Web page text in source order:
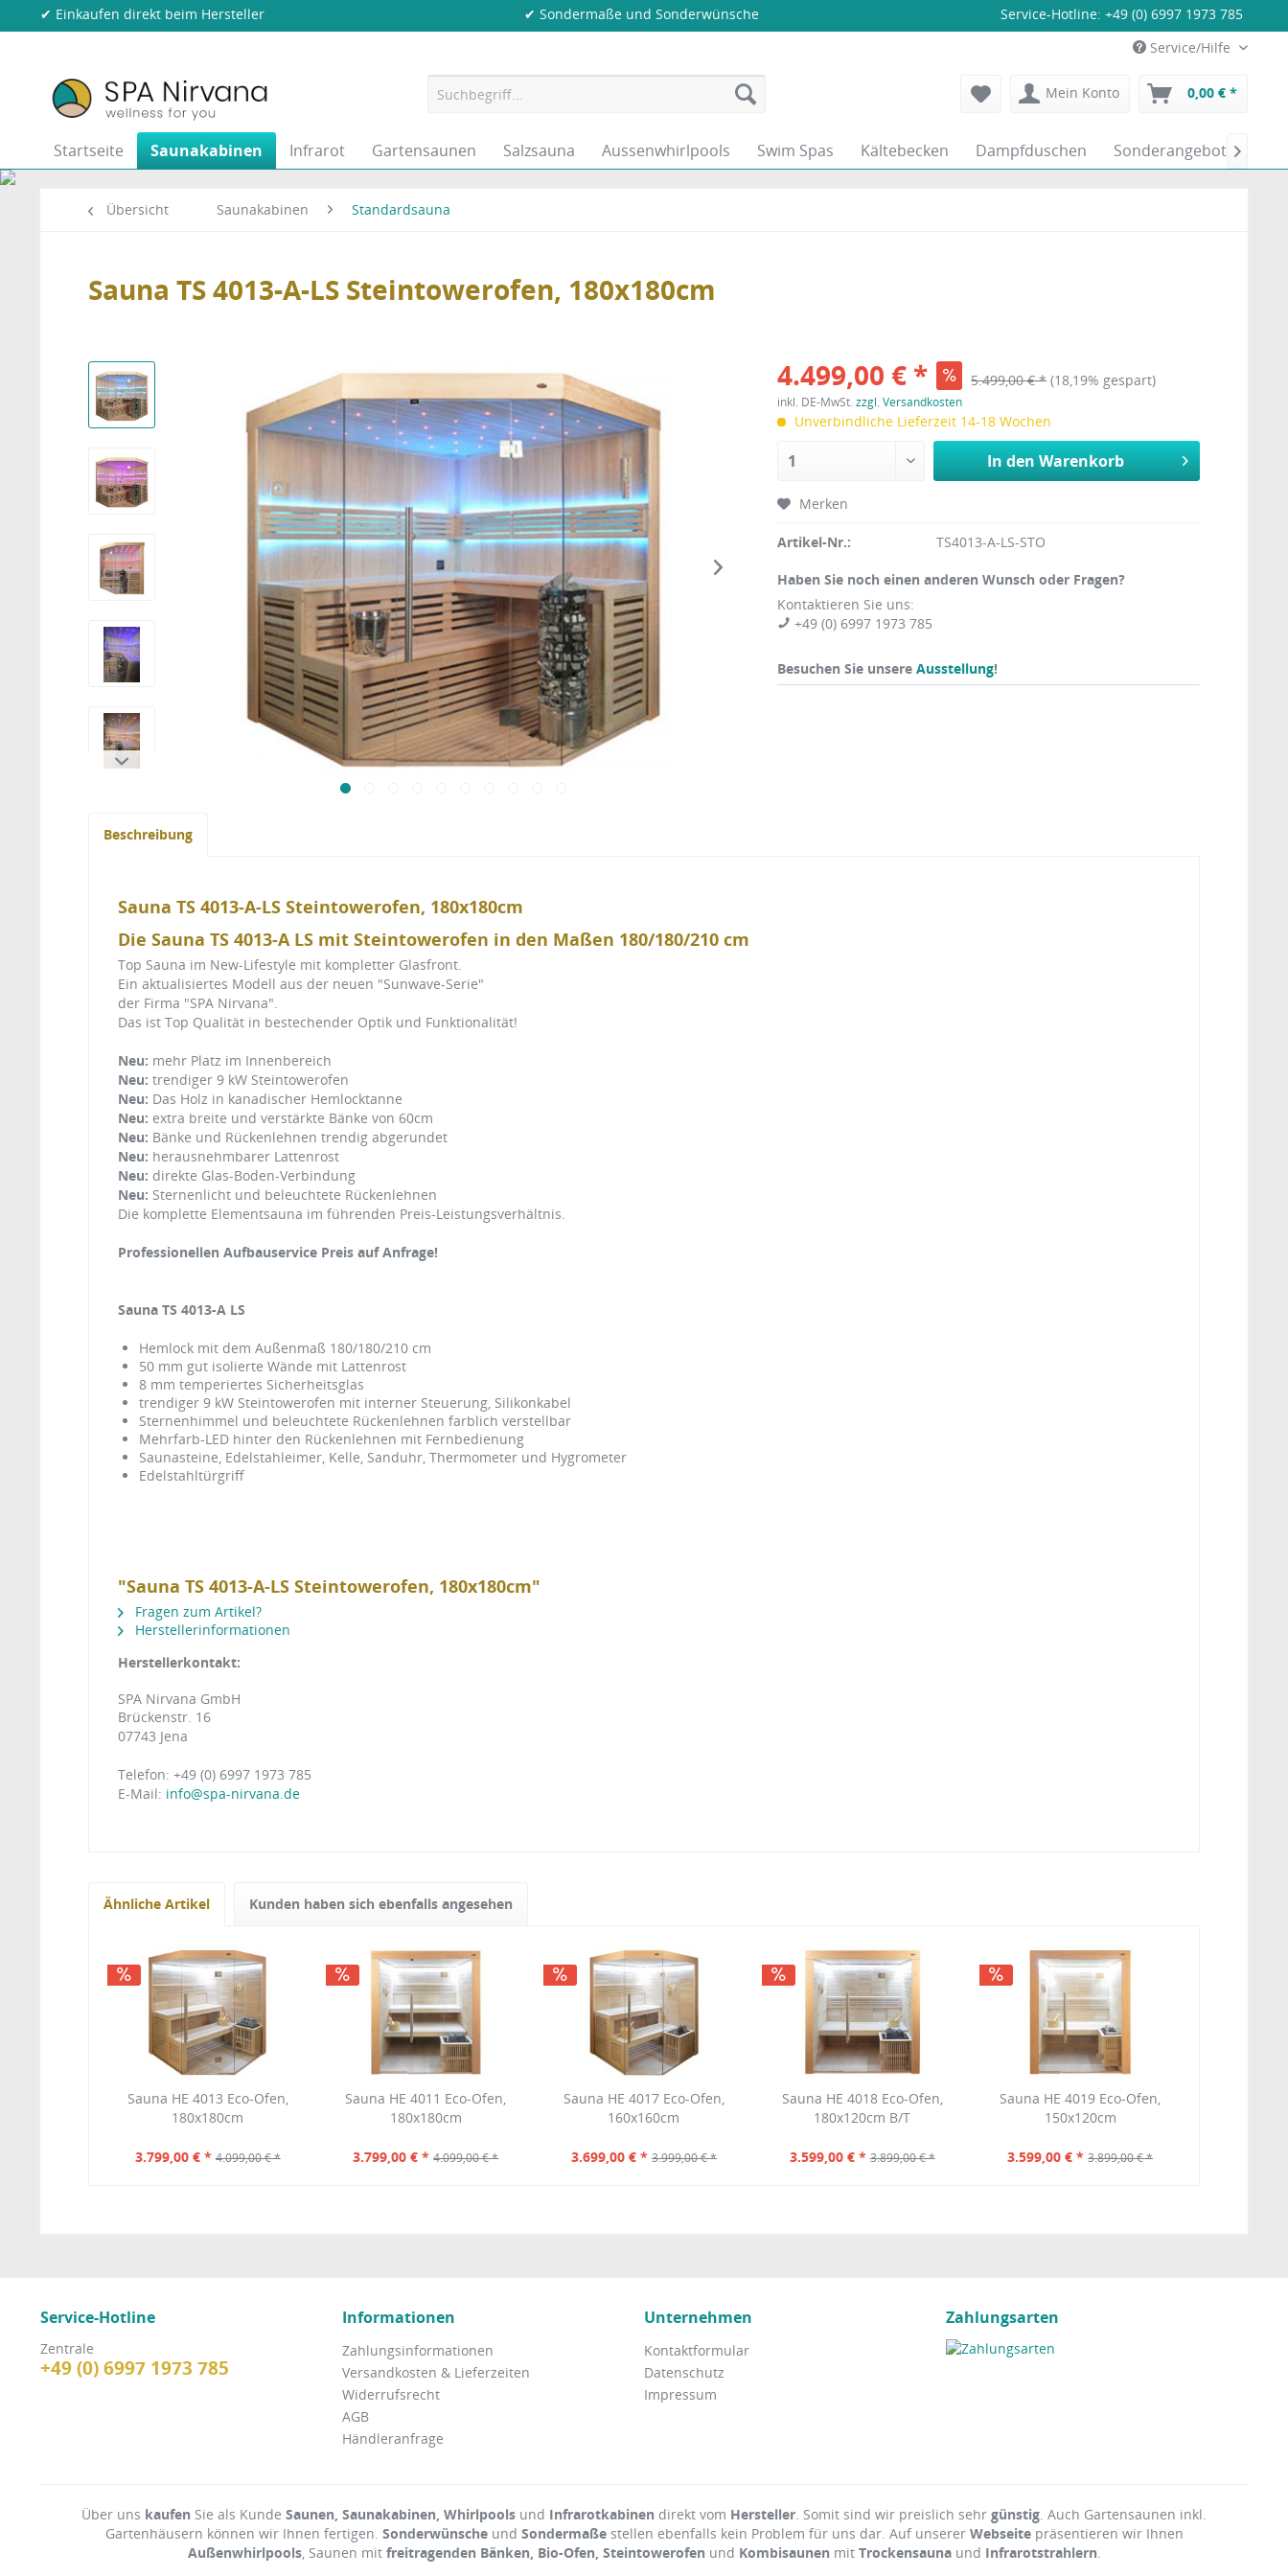
✔ Einkaufen direkt beim Hersteller ✔ Sondermaße und Sonderwünsche Service-Hotline:+49 (0) 6997 1973 785
Service/Hilfe
Mein Konto 0,00 € *
Startseite Saunakabinen Infrarot Gartensaunen Salzsauna Aussenwhirlpools Swim Spas Kältebecken Dampfduschen Sonderangebote
Übersicht Saunakabinen Standardsauna
Sauna TS 4013-A-LS Steintowerofen, 180x180cm
4.499,00 € * 5.499,00 € * (18,19% gespart)
inkl. DE-MwSt.zzgl. Versandkosten
Unverbindliche Lieferzeit 14-18 Wochen
In den Warenkorb
Merken
Artikel-Nr.: TS4013-A-LS-STO
Haben Sie noch einen anderen Wunsch oder Fragen?
Kontaktieren Sie uns:
+49 (0) 6997 1973 785
Besuchen Sie unsereAusstellung!
Beschreibung
Sauna TS 4013-A-LS Steintowerofen, 180x180cm
Die Sauna TS 4013-A LS mit Steintowerofen in den Maßen 180/180/210 cm
Top Sauna im New-Lifestyle mit kompletter Glasfront.
Ein aktualisiertes Modell aus der neuen "Sunwave-Serie"
der Firma "SPA Nirvana".
Das ist Top Qualität in bestechender Optik und Funktionalität!
Neu: mehr Platz im Innenbereich
Neu: trendiger 9 kW Steintowerofen
Neu: Das Holz in kanadischer Hemlocktanne
Neu: extra breite und verstärkte Bänke von 60cm
Neu: Bänke und Rückenlehnen trendig abgerundet
Neu: herausnehmbarer Lattenrost
Neu: direkte Glas-Boden-Verbindung
Neu: Sternenlicht und beleuchtete Rückenlehnen
Die komplette Elementsauna im führenden Preis-Leistungsverhältnis.
Professionellen Aufbauservice Preis auf Anfrage!
Sauna TS 4013-A LS
Hemlock mit dem Außenmaß 180/180/210 cm
50 mm gut isolierte Wände mit Lattenrost
8 mm temperiertes Sicherheitsglas
trendiger 9 kW Steintowerofen mit interner Steuerung, Silikonkabel
Sternenhimmel und beleuchtete Rückenlehnen farblich verstellbar
Mehrfarb-LED hinter den Rückenlehnen mit Fernbedienung
Saunasteine, Edelstahleimer, Kelle, Sanduhr, Thermometer und Hygrometer
Edelstahltürgriff
"Sauna TS 4013-A-LS Steintowerofen, 180x180cm"
Fragen zum Artikel?
Herstellerinformationen
Herstellerkontakt:
SPA Nirvana GmbH
Brückenstr. 16
07743 Jena
Telefon: +49 (0) 6997 1973 785
E-Mail: info@spa-nirvana.de
Ähnliche Artikel Kunden haben sich ebenfalls angesehen
Sauna HE 4013 Eco-Ofen,
180x180cm
3.799,00 € * 4.099,00 € *
Sauna HE 4011 Eco-Ofen,
180x180cm
3.799,00 € * 4.099,00 € *
Sauna HE 4017 Eco-Ofen,
160x160cm
3.699,00 € * 3.999,00 € *
Sauna HE 4018 Eco-Ofen,
180x120cm B/T
3.599,00 € * 3.899,00 € *
Sauna HE 4019 Eco-Ofen,
150x120cm
3.599,00 € * 3.899,00 € *
Service-Hotline
Zentrale
+49 (0) 6997 1973 785
Informationen
Zahlungsinformationen
Versandkosten & Lieferzeiten
Widerrufsrecht
AGB
Händleranfrage
Unternehmen
Kontaktformular
Datenschutz
Impressum
Zahlungsarten
Über uns kaufen Sie als Kunde Saunen, Saunakabinen, Whirlpools und Infrarotkabinen direkt vom Hersteller. Somit sind wir preislich sehr günstig. Auch Gartensaunen inkl.
Gartenhäusern können wir Ihnen fertigen. Sonderwünscheund Sondermaßestellen ebenfalls kein Problem für uns dar. Auf unserer Webseitepräsentieren wir Ihnen
Außenwhirlpools, Saunen mit freitragenden Bänken, Bio-Ofen, Steintowerofen und Kombisaunen mit Trockensaunaund Infrarotstrahlern.